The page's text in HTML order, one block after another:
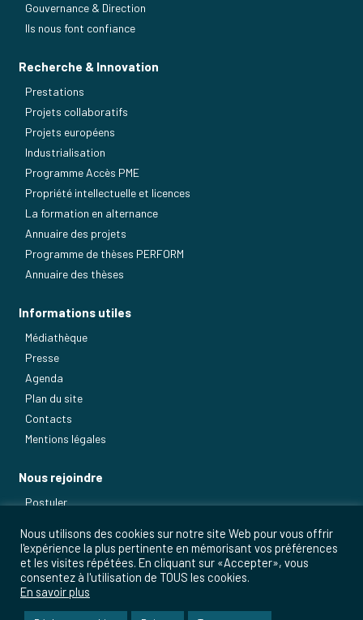
Gouvernance & Direction
Ils nous font confiance
Recherche & Innovation
Prestations
Projets collaboratifs
Projets européens
Industrialisation
Programme Accès PME
Propriété intellectuelle et licences
La formation en alternance
Annuaire des projets
Programme de thèses PERFORM
Annuaire des thèses
Informations utiles
Médiathèque
Presse
Agenda
Plan du site
Contacts
Mentions légales
Nous rejoindre
Postuler
Nous utilisons des cookies sur notre site Web pour vous offrir
l'expérience la plus pertinente en mémorisant vos préférences
et les visites répétées. En cliquant sur «Accepter», vous
consentez à l'utilisation de TOUS les cookies.
En savoir plus